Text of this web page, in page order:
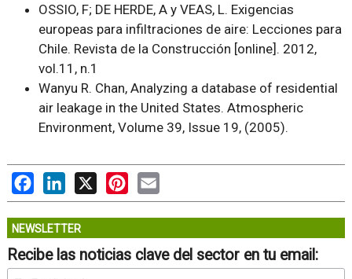
OSSIO, F; DE HERDE, A y VEAS, L. Exigencias
europeas para infiltraciones de aire: Lecciones para
Chile. Revista de la Construcción [online]. 2012,
vol.11, n.1
Wanyu R. Chan, Analyzing a database of residential
air leakage in the United States. Atmospheric
Environment, Volume 39, Issue 19, (2005).
FacebookLinkedIn Pinterest
NEWSLETTER
Recibe las noticias clave del sector en tu email: